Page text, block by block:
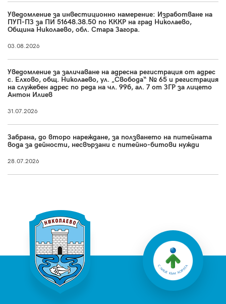
Уведомление за инвестиционно намерение: Изработване на
ПУП-ПЗ за ПИ 51648.38.50 по КККР на град Николаево,
Община Николаево, обл. Стара Загора.
03.08.2026
Уведомление за заличаване на адресна регистрация от адрес
с. Елхово, общ. Николаево, ул. „Свобода“ № 65 и регистрация
на служебен адрес по реда на чл. 99б, ал. 7 от ЗГР за лицето
Антон Илиев
31.07.2026
Забрана, до второ нареждане, за ползването на питейната
вода за дейности, несвързани с питейно-битови нужди
28.07.2026